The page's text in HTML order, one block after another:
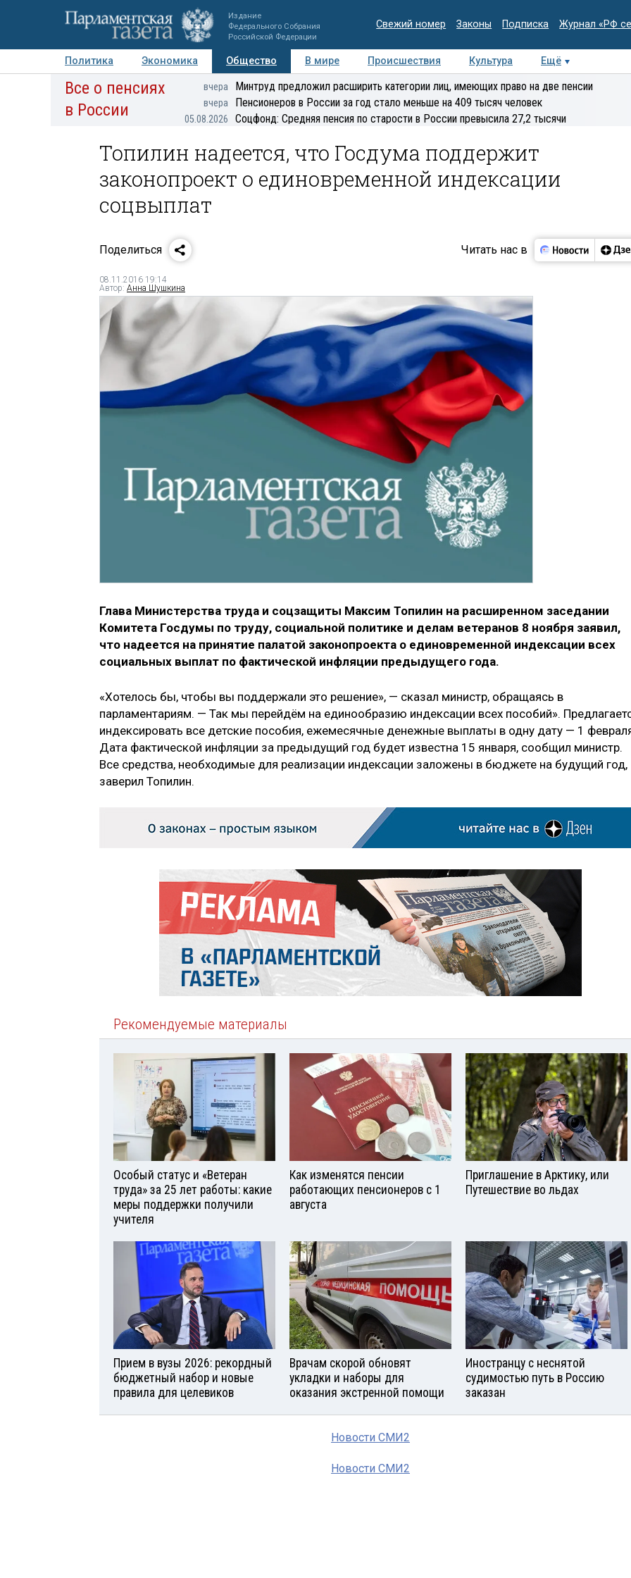
Издание
Федерального Собрания
Российской Федерации
Свежий номер Законы Подписка Журнал «РФ
Политика Экономика Общество В мире Происшествия Культура
Ещё
Авторы Персоны Мнения Регионы Медиацентр Интервью Колумнисты
Все о пенсиях
в России
вчера Минтруд предложил расширить категории лиц, имеющих право на две пенсии
вчера Пенсионеров в России за год стало меньше на 409 тысяч человек
05.08.2026 Соцфонд: Средняя пенсия по старости в России превысила 27,2 тысячи
Топилин надеется, что Госдума поддержит
законопроект о единовременной индексации
соцвыплат
Поделиться Читать нас в
08.11.2016 19:14
Автор: Анна Шушкина
Глава Министерства труда и соцзащиты Максим Топилин на расширенном заседании
Комитета Госдумы по труду, социальной политике и делам ветеранов 8 ноября заявил,
что надеется на принятие палатой законопроекта о единовременной индексации всех
социальных выплат по фактической инфляции предыдущего года.
«Хотелось бы, чтобы вы поддержали это решение», — сказал министр, обращаясь в
парламентариям. — Так мы перейдём на единообразию индексации всех пособий».
индексировать все детские пособия, ежемесячные денежные выплаты в одну дату — 1
Дата фактической инфляции за предыдущий год будет известна 15 января, сообщил министр.
Все средства, необходимые для реализации индексации заложены в бюджете на будущий год,
заверил Топилин.
Рекомендуемые материалы
Особый статус и «Ветеран
труда» за 25 лет работы: какие
меры поддержки получили
учителя
Как изменятся пенсии
работающих пенсионеров с 1
августа
Приглашение в Арктику, или
Путешествие во льдах
Прием в вузы 2026: рекордный
бюджетный набор и новые
правила для целевиков
Врачам скорой обновят
укладки и наборы для
оказания экстренной помощи
Иностранцу с неснятой
судимостью путь в Россию
заказан
Новости СМИ2
Новости СМИ2